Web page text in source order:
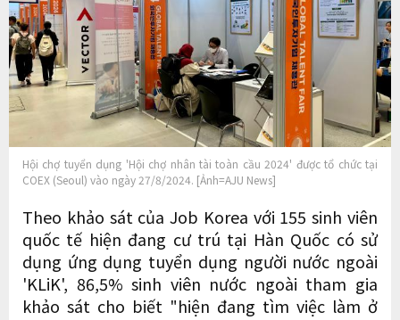
Hội chợ tuyển dụng 'Hội chợ nhân tài toàn cầu 2024' được tổ chức tại
COEX (Seoul) vào ngày 27/8/2024. [Ảnh=AJU News]
Theo khảo sát của Job Korea với 155 sinh viên
quốc tế hiện đang cư trú tại Hàn Quốc có sử
dụng ứng dụng tuyển dụng người nước ngoài
'KLiK', 86,5% sinh viên nước ngoài tham gia
khảo sát cho biết "hiện đang tìm việc làm ở